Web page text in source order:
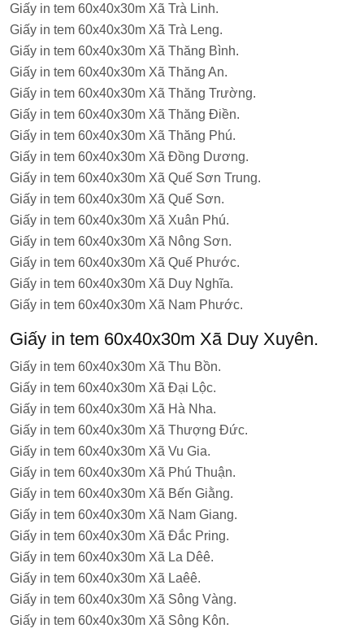
Giấy in tem 60x40x30m Xã Trà Linh.
Giấy in tem 60x40x30m Xã Trà Leng.
Giấy in tem 60x40x30m Xã Thăng Bình.
Giấy in tem 60x40x30m Xã Thăng An.
Giấy in tem 60x40x30m Xã Thăng Trường.
Giấy in tem 60x40x30m Xã Thăng Điền.
Giấy in tem 60x40x30m Xã Thăng Phú.
Giấy in tem 60x40x30m Xã Đồng Dương.
Giấy in tem 60x40x30m Xã Quế Sơn Trung.
Giấy in tem 60x40x30m Xã Quế Sơn.
Giấy in tem 60x40x30m Xã Xuân Phú.
Giấy in tem 60x40x30m Xã Nông Sơn.
Giấy in tem 60x40x30m Xã Quế Phước.
Giấy in tem 60x40x30m Xã Duy Nghĩa.
Giấy in tem 60x40x30m Xã Nam Phước.
Giấy in tem 60x40x30m Xã Duy Xuyên.
Giấy in tem 60x40x30m Xã Thu Bồn.
Giấy in tem 60x40x30m Xã Đại Lộc.
Giấy in tem 60x40x30m Xã Hà Nha.
Giấy in tem 60x40x30m Xã Thượng Đức.
Giấy in tem 60x40x30m Xã Vu Gia.
Giấy in tem 60x40x30m Xã Phú Thuận.
Giấy in tem 60x40x30m Xã Bến Giằng.
Giấy in tem 60x40x30m Xã Nam Giang.
Giấy in tem 60x40x30m Xã Đắc Pring.
Giấy in tem 60x40x30m Xã La Dêê.
Giấy in tem 60x40x30m Xã Laêê.
Giấy in tem 60x40x30m Xã Sông Vàng.
Giấy in tem 60x40x30m Xã Sông Kôn.